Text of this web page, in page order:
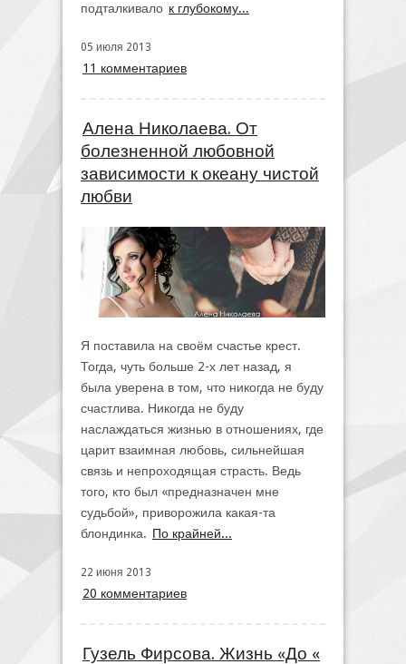
подталкивало к глубокому...
05 июля 2013
11 комментариев
Алена Николаева. От
болезненной любовной
зависимости к океану чистой
любви
Я поставила на своём счастье крест.
Тогда, чуть больше 2-х лет назад, я
была уверена в том, что никогда не буду
счастлива. Никогда не буду
наслаждаться жизнью в отношениях, где
царит взаимная любовь, сильнейшая
связь и непроходящая страсть. Ведь
того, кто был «предназначен мне
судьбой», приворожила какая-та
блондинка. По крайней...
22 июня 2013
20 комментариев
Гузель Фирсова. Жизнь «До «